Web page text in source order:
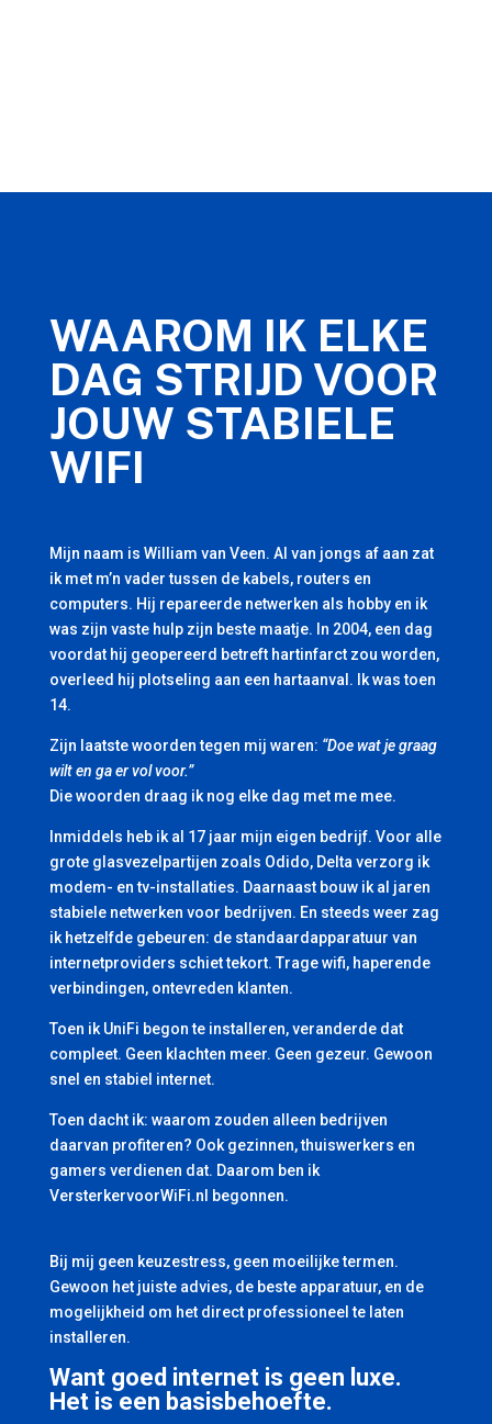
WAAROM IK ELKE
DAG STRIJD VOOR
JOUW STABIELE
WIFI
Mijn naam is William van Veen. Al van jongs af aan zat
ik met m’n vader tussen de kabels, routers en
computers. Hij repareerde netwerken als hobby en ik
was zijn vaste hulp zijn beste maatje. In 2004, een dag
voordat hij geopereerd betreft hartinfarct zou worden,
overleed hij plotseling aan een hartaanval. Ik was toen
14.
Zijn laatste woorden tegen mij waren: “Doe wat je graag
wilt en ga er vol voor.”
Die woorden draag ik nog elke dag met me mee.
Inmiddels heb ik al 17 jaar mijn eigen bedrijf. Voor alle
grote glasvezelpartijen zoals Odido, Delta verzorg ik
modem- en tv-installaties. Daarnaast bouw ik al jaren
stabiele netwerken voor bedrijven. En steeds weer zag
ik hetzelfde gebeuren: de standaardapparatuur van
internetproviders schiet tekort. Trage wifi, haperende
verbindingen, ontevreden klanten.
Toen ik UniFi begon te installeren, veranderde dat
compleet. Geen klachten meer. Geen gezeur. Gewoon
snel en stabiel internet.
Toen dacht ik: waarom zouden alleen bedrijven
daarvan profiteren? Ook gezinnen, thuiswerkers en
gamers verdienen dat. Daarom ben ik
VersterkervoorWiFi.nl begonnen.
Bij mij geen keuzestress, geen moeilijke termen.
Gewoon het juiste advies, de beste apparatuur, en de
mogelijkheid om het direct professioneel te laten
installeren.
Want goed internet is geen luxe.
Het is een basisbehoefte.